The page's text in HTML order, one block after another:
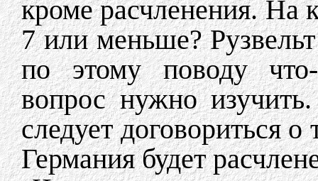
кроме расчленения. На
7 или меньше?
по этому поводу
вопрос нужно
следует договориться
Германия будет